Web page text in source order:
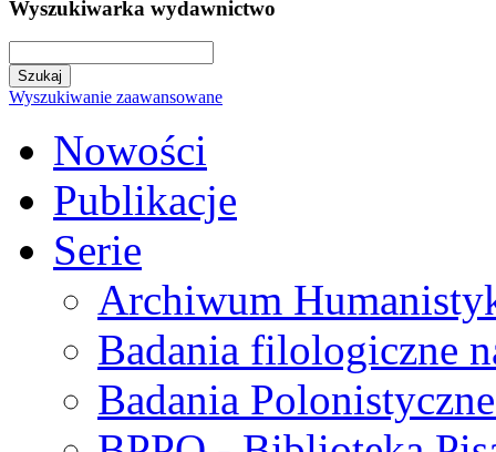
Wyszukiwarka wydawnictwo
Wyszukiwanie zaawansowane
Nowości
Publikacje
Serie
Archiwum
Badania filologiczne
Badania